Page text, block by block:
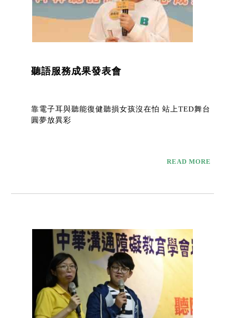
聽語服務成果發表會
靠電子耳與聽能復健聽損女孩沒在怕 站上TED舞台
圓夢放異彩
READ MORE